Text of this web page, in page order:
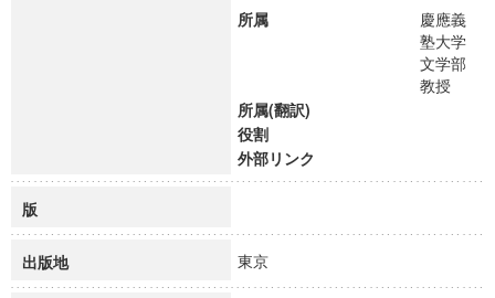
所属
慶應義
塾大学
文学部
教授
所属(翻訳)
役割
外部リンク
版
出版地 東京